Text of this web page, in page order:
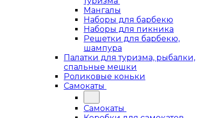
Мангалы
Наборы для барбекю
Наборы для пикника
Решетки для барбекю,
шампура
Палатки для туризма, рыбалки,
спальные мешки
Роликовые коньки
Самокаты
Самокаты